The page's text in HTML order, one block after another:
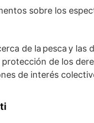
sobre los
de la pesca y las
de los
de interés